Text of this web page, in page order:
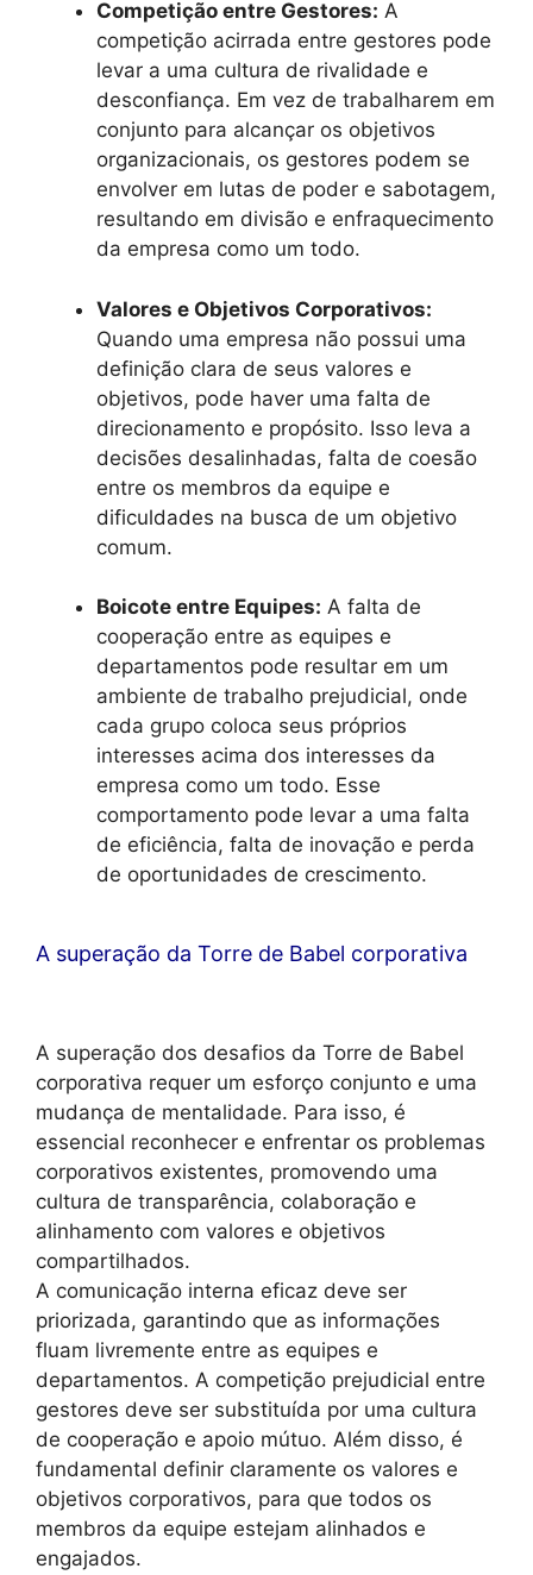
Competição entre Gestores: A
competição acirrada entre gestores pode
levar a uma cultura de rivalidade e
desconfiança. Em vez de trabalharem em
conjunto para alcançar os objetivos
organizacionais, os gestores podem se
envolver em lutas de poder e sabotagem,
resultando em divisão e enfraquecimento
da empresa como um todo.
Valores e Objetivos Corporativos:
Quando uma empresa não possui uma
definição clara de seus valores e
objetivos, pode haver uma falta de
direcionamento e propósito. Isso leva a
decisões desalinhadas, falta de coesão
entre os membros da equipe e
dificuldades na busca de um objetivo
comum.
Boicote entre Equipes: A falta de
cooperação entre as equipes e
departamentos pode resultar em um
ambiente de trabalho prejudicial, onde
cada grupo coloca seus próprios
interesses acima dos interesses da
empresa como um todo. Esse
comportamento pode levar a uma falta
de eficiência, falta de inovação e perda
de oportunidades de crescimento.
A superação da Torre de Babel corporativa
A superação dos desafios da Torre de Babel
corporativa requer um esforço conjunto e uma
mudança de mentalidade. Para isso, é
essencial reconhecer e enfrentar os problemas
corporativos existentes, promovendo uma
cultura de transparência, colaboração e
alinhamento com valores e objetivos
compartilhados.
A comunicação interna eficaz deve ser
priorizada, garantindo que as informações
fluam livremente entre as equipes e
departamentos. A competição prejudicial entre
gestores deve ser substituída por uma cultura
de cooperação e apoio mútuo. Além disso, é
fundamental definir claramente os valores e
objetivos corporativos, para que todos os
membros da equipe estejam alinhados e
engajados.